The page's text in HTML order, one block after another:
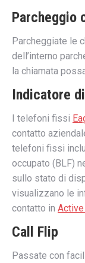
Parcheggio
Parcheggiate le
dell’interno
la chiamata
Indicatore
I telefoni fissi
contatto
telefoni fissi
occupato (BLF)
sullo stato di
visualizzano le
contatto in
Call Flip
Passate con